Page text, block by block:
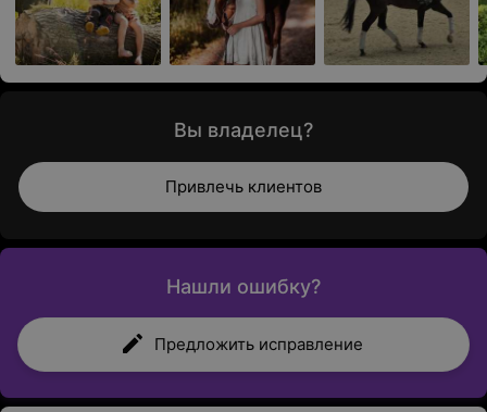
Вы владелец?
Привлечь клиентов
Нашли ошибку?
Предложить исправление